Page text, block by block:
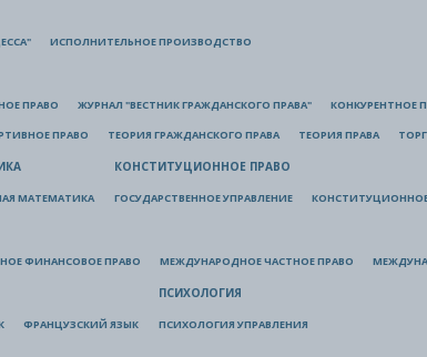
ИСПОЛНИТЕЛЬНОЕ ПРОИЗВОДСТВО
ПРАВО ЖУРНАЛ "ВЕСТНИК ГРАЖДАНСКОГО ПРАВА" КОНКУРЕНТНОЕ
ПРАВО ТЕОРИЯ ГРАЖДАНСКОГО ПРАВА ТЕОРИЯ ПРАВА
МАТЕМАТИКА
КОНСТИТУЦИОННОЕ ПРАВО
ГОСУДАРСТВЕННОЕ УПРАВЛЕНИЕ КОНСТИТУЦИОННОЕ
ФИНАНСОВОЕ ПРАВО МЕЖДУНАРОДНОЕ ЧАСТНОЕ ПРАВО
ФРАНЦУЗСКИЙ ЯЗЫК
ПСИХОЛОГИЯ
ПСИХОЛОГИЯ УПРАВЛЕНИЯ